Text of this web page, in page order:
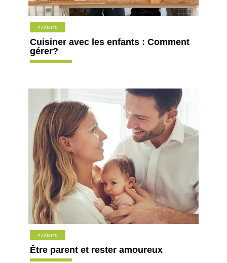
PARENTS
Cuisiner avec les enfants : Comment
gérer?
PARENTS
Être parent et rester amoureux